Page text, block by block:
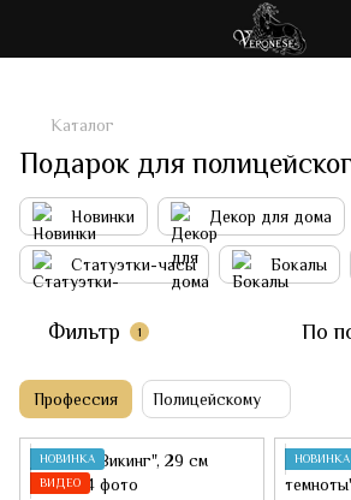
Каталог
Подарок для
Новинки Декор для дома
Статуэтки-часы Бокалы
Фильтр 1 По
Профессия Полицейскому
НОВИНКА
ВИДЕО
НОВИНКА